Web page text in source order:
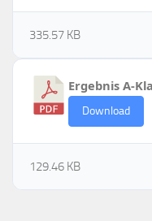
335.57 KB
Ergebnis A-
Download
129.46 KB